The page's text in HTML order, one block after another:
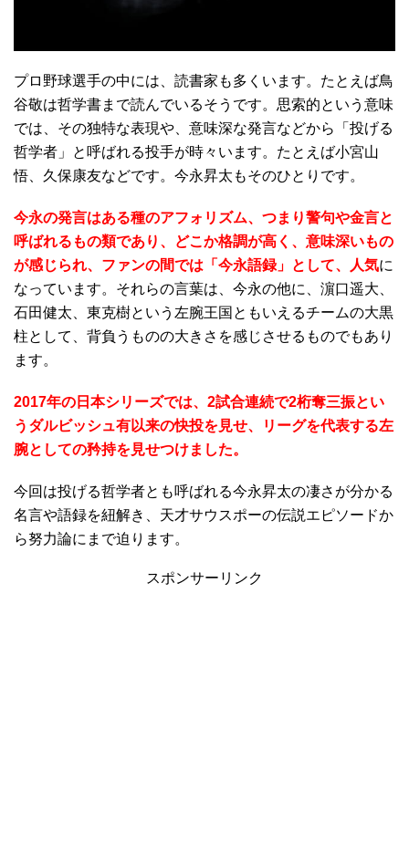
プロ野球選手の中には、読書家も多くいます。たとえば鳥
谷敬は哲学書まで読んでいるそうです。思索的という意味
では、その独特な表現や、意味深な発言などから「投げる
哲学者」と呼ばれる投手が時々います。たとえば小宮山
悟、久保康友などです。今永昇太もそのひとりです。
今永の発言はある種のアフォリズム、つまり警句や金言と
呼ばれるもの類であり、どこか格調が高く、意味深いもの
が感じられ、ファンの間では「今永語録」として、人気に
なっています。それらの言葉は、今永の他に、濵口遥大、
石田健太、東克樹という左腕王国ともいえるチームの大黒
柱として、背負うものの大きさを感じさせるものでもあり
ます。
2017年の日本シリーズでは、2試合連続で2桁奪三振とい
うダルビッシュ有以来の快投を見せ、リーグを代表する左
腕としての矜持を見せつけました。
今回は投げる哲学者とも呼ばれる今永昇太の凄さが分かる
名言や語録を紐解き、天才サウスポーの伝説エピソードか
ら努力論にまで迫ります。
スポンサーリンク